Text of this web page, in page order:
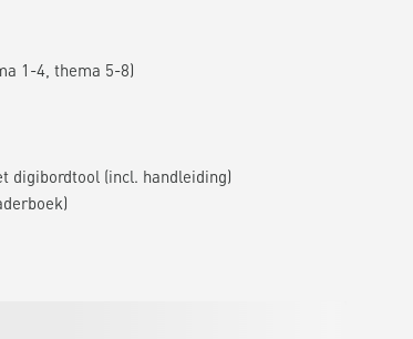
1-4, thema 5-8)
digibordtool (incl. handleiding)